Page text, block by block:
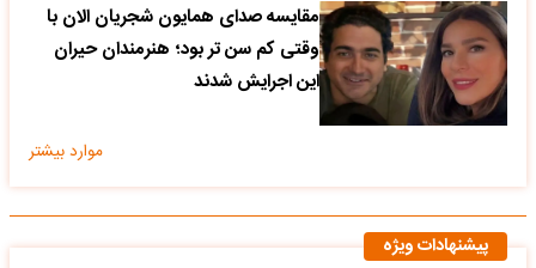
مقایسه صدای همایون شجریان الان با
وقتی کم سن تر بود؛ هنرمندان حیران
این اجرایش شدند
موارد بیشتر
پیشنهادات ویژه